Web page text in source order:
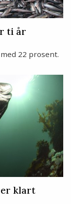
ti år
22 prosent.
klart